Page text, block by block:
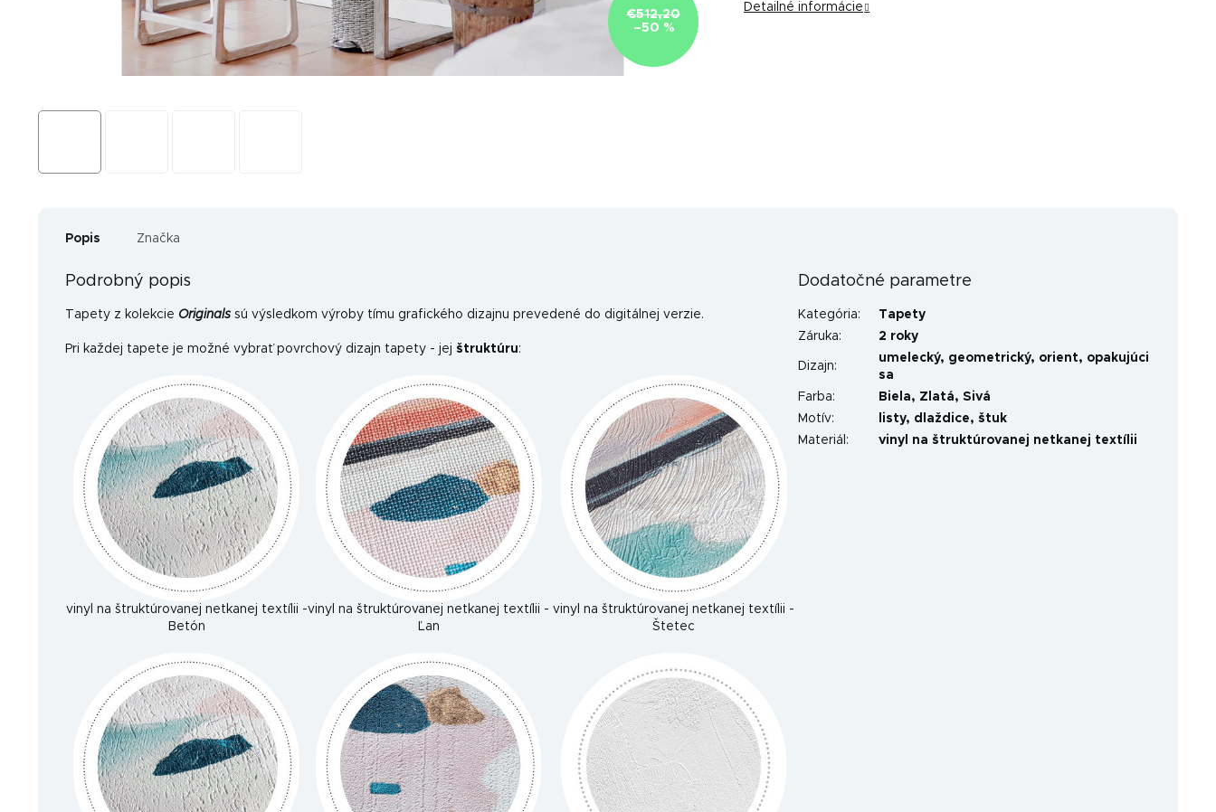
€512,20
–50 %
Detailné informácie
Popis Značka
Podrobný popis
Tapety z kolekcie Originals sú výsledkom výroby tímu grafického dizajnu prevedené do digitálnej verzie.
Pri každej tapete je možné vybrať povrchový dizajn tapety - jej štruktúru:
vinyl na štruktúrovanej netkanej textílii -
Betón
vinyl na štruktúrovanej netkanej textílii -
Ľan
vinyl na štruktúrovanej netkanej textílii -
Štetec
Dodatočné parametre
Kategória:
Tapety
Záruka: 2 roky
Dizajn:
umelecký, geometrický, orient, opakujúci
sa
Farba: Biela, Zlatá,Sivá
Motív: listy, dlaždice,štuk
Materiál : vinyl na štruktúrovanej netkanej textílii